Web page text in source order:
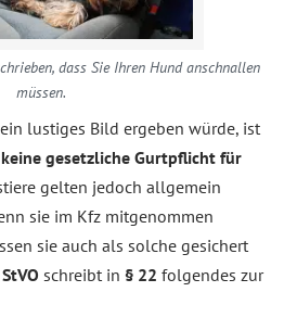
dass Sie Ihren Hund anschnallen
müssen.
lustiges Bild ergeben würde, ist
keine gesetzliche Gurtpflicht für
gelten jedoch allgemein
sie im Kfz mitgenommen
sie auch als solche gesichert
StVO schreibt in § 22 folgendes zur